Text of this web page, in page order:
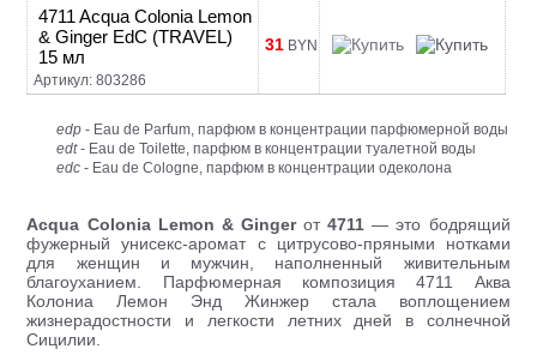
4711 Acqua Colonia Lemon
& Ginger EdC (TRAVEL)
15 мл
Артикул: 803286
31 BYN
edp - Eau de Parfum, парфюм в концентрации парфюмерной воды
edt- Eau de Toilette, парфюм в концентрации туалетной воды
edc - Eau de Cologne, парфюм в концентрации одеколона
Acqua Colonia Lemon & Gingerот4711 — это бодрящий
фужерный унисекс-аромат с цитрусово-пряными нотками
для женщин и мужчин, наполненный живительным
благоуханием. Парфюмерная композиция 4711 Аква
Колониа Лемон Энд Жинжер стала воплощением
жизнерадостности и легкости летних дней в солнечной
Сицилии.